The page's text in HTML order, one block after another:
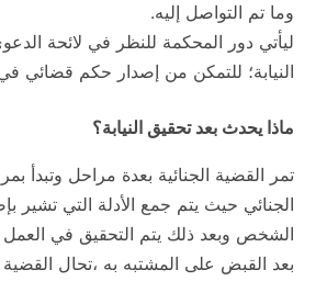
وما تم التواصل إليه.
ليأتي دور المحكمة للنظر في لائحة
النيابة؛ للتمكن من إصدار حكم قضائي
ماذا يحدث بعد تحقيق النيابة؟
تمر القضية الجنائية بعدة مراحل وتبدأ
الجنائي حيث يتم جمع الأدلة التي تشير
الشخص وبعد ذلك يتم التحقيق في العمل
بعد القبض على المشتبه به ،تحال